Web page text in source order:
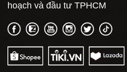
hoạch và đầu tư TPHCM